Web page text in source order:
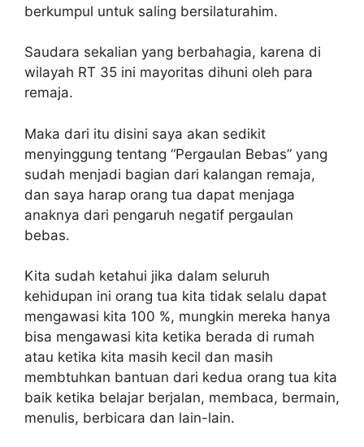
berkumpul untuk saling bersilaturahim.
Saudara sekalian yang berbahagia, karena di
wilayah RT 35 ini mayoritas dihuni oleh para
remaja.
Maka dari itu disini saya akan sedikit
menyinggung tentang “Pergaulan Bebas” yang
sudah menjadi bagian dari kalangan remaja,
dan saya harap orang tua dapat menjaga
anaknya dari pengaruh negatif pergaulan
bebas.
Kita sudah ketahui jika dalam seluruh
kehidupan ini orang tua kita tidak selalu dapat
mengawasi kita 100 %, mungkin mereka hanya
bisa mengawasi kita ketika berada di rumah
atau ketika kita masih kecil dan masih
membtuhkan bantuan dari kedua orang tua kita
baik ketika belajar berjalan, membaca, bermain,
menulis, berbicara dan lain-lain.